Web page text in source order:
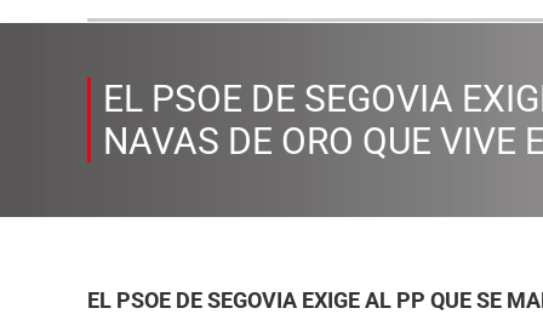
EL PSOE DE SEGOVIA
NAVAS DE ORO QUE VIVE
EL PSOE DE SEGOVIA EXIGE AL PP QUE SE